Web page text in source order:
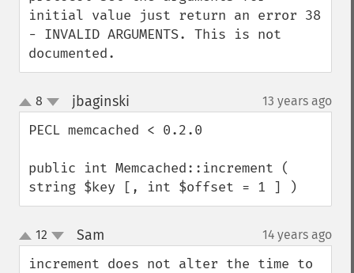
initial value just return an error 38
- INVALID ARGUMENTS. This is not
documented.
up
down
8 jbaginski 13 years ago
PECL memcached < 0.2.0
public int Memcached::increment (
string $key [, int $offset = 1 ] )
up
down
12 Sam 14 years ago
increment does not alter the time to